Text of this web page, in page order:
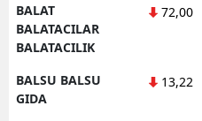
BALAT
BALATACILAR
BALATACILIK
72,00
BALSU BALSU
GIDA
13,22